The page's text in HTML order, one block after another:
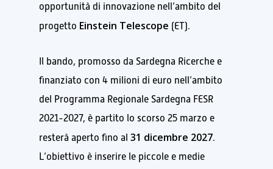
opportunità di innovazione nell’ambito del
progetto Einstein Telescope (ET).
Il bando, promosso da Sardegna Ricerche e
finanziato con 4 milioni di euro nell’ambito
del Programma Regionale Sardegna FESR
2021-2027, è partito lo scorso 25 marzo e
resterà aperto fino al 31 dicembre 2027.
L’obiettivo è inserire le piccole e medie